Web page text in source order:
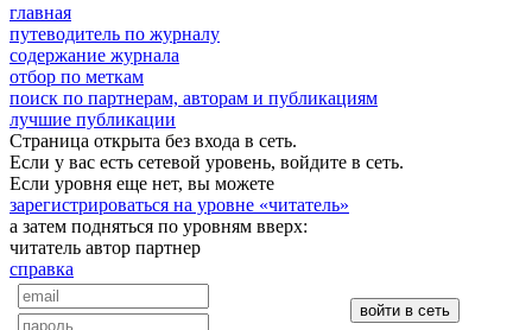
главная
путеводитель по журналу
содержание журнала
отбор по меткам
поиск по партнерам, авторам и публикациям
лучшие публикации
Страница открыта без входа в сеть.
Если у вас есть сетевой уровень, войдите в сеть.
Если уровня еще нет, вы можете
зарегистрироваться на уровне «читатель»
а затем подняться по уровням вверх:
читатель автор партнер
справка